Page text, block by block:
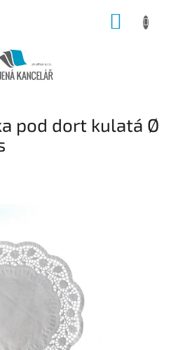
pod dort kulatá Ø